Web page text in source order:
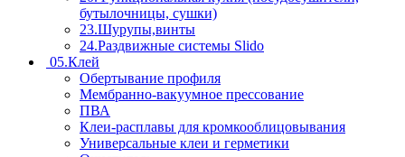
бутылочницы, сушки)
23.Шурупы,винты
24.Раздвижные системы Slido
05.Клей
Обертывание профиля
Мембранно-вакуумное прессование
ПВА
Клеи-расплавы для кромкооблицовывания
Универсальные клеи и герметики